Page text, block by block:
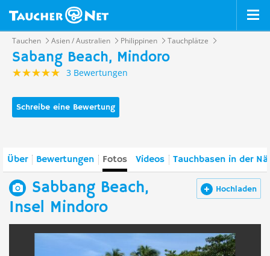
Tauchen Asien / Australien Philippinen Tauchplätze
Sabang Beach, Mindoro
3 Bewertungen
Schreibe eine Bewertung
Über Bewertungen Fotos Videos Tauchbasen in der
Hochladen
Sabbang Beach,
Insel Mindoro